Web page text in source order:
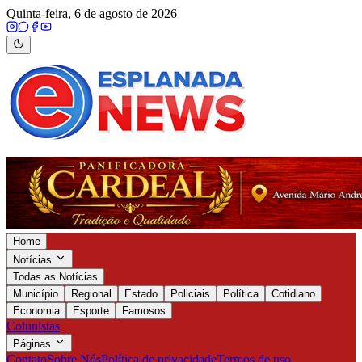
Quinta-feira, 6 de agosto de 2026
Home
Notícias
Todas as Notícias
Município
Regional Estado Policiais Política
Cotidiano
Economia
Esporte Famosos
Colunistas
Páginas
ContatoSobre NósPolítica de privacidadeTermos de uso